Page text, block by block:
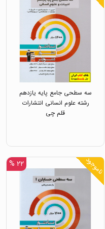
سه سطحی جامع پایه یازدهم
رشته علوم انسانی انتشارات
قلم چی
ناموجود ۲۲ %